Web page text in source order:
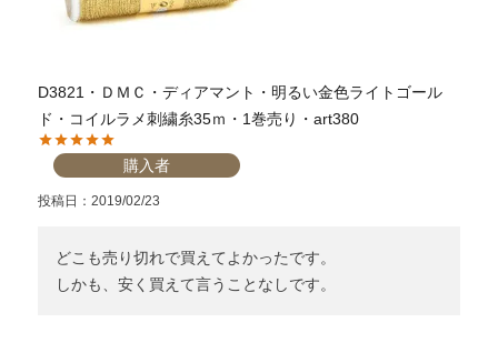
D3821・ＤＭＣ・ディアマント・明るい金色ライトゴール
ド・コイルラメ刺繍糸35ｍ・1巻売り・art380
購入者
投稿日 2019/02/23
どこも売り切れで買えてよかったです。
しかも、安く買えて言うことなしです。